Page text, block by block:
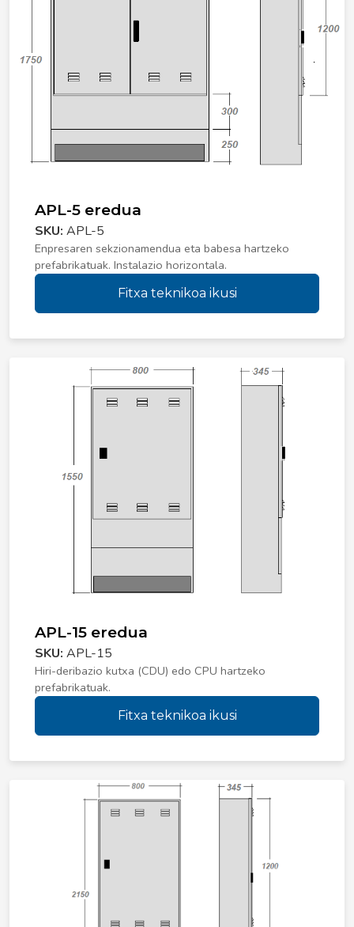
APL-5 eredua
SKU: APL-5
Enpresaren sekzionamendua eta babesa hartzeko
prefabrikatuak. Instalazio horizontala.
Fitxa teknikoa ikusi
APL-15 eredua
SKU: APL-15
Hiri-deribazio kutxa (CDU) edo CPU hartzeko
prefabrikatuak.
Fitxa teknikoa ikusi